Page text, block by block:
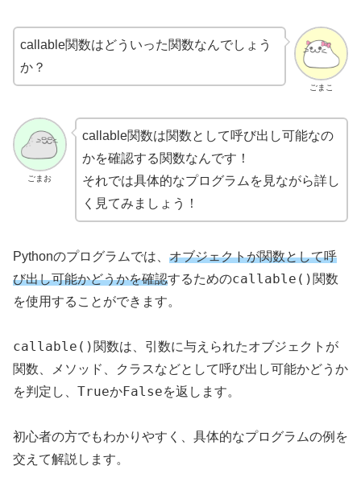
ごまこ
callable関数はどういった関数なんでしょう
か？
ごまお
callable関数は関数として呼び出し可能なの
かを確認する関数なんです！
それでは具体的なプログラムを見ながら詳し
く見てみましょう！
Pythonのプログラムでは、 オブジェクトが関数として呼
び出し可能かどうかを確認するためのcallable() 関数
を使用することができます。
callable() 関数は、引数に与えられたオブジェクトが
関数、メソッド、クラスなどとして呼び出し可能かどうか
を判定し、 TrueかFalseを返します。
初心者の方でもわかりやすく、具体的なプログラムの例を
交えて解説します。